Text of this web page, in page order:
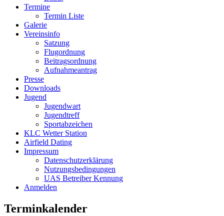
Termine
Termin Liste
Galerie
Vereinsinfo
Satzung
Flugordnung
Beitragsordnung
Aufnahmeantrag
Presse
Downloads
Jugend
Jugendwart
Jugendtreff
Sportabzeichen
KLC Wetter Station
Airfield Dating
Impressum
Datenschutzerklärung
Nutzungsbedingungen
UAS Betreiber Kennung
Anmelden
Terminkalender